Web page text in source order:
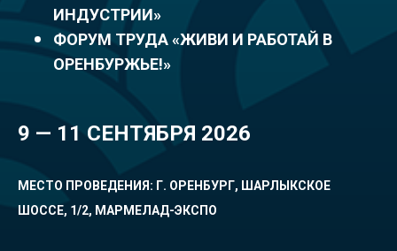
ИНДУСТРИИ»
ФОРУМ ТРУДА «ЖИВИ И РАБОТАЙ В
ОРЕНБУРЖЬЕ!»
9 — 11 СЕНТЯБРЯ 2026
МЕСТО ПРОВЕДЕНИЯ: Г. ОРЕНБУРГ, ШАРЛЫКСКОЕ
ШОССЕ, 1/2, МАРМЕЛАД-ЭКСПО